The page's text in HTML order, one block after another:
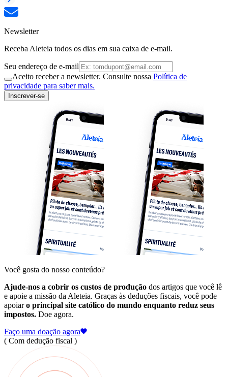
Newsletter
Receba Aleteia todos os dias em sua caixa de e-mail.
Seu endereço de e-mail
Aceito receber a newsletter. Consulte nossa Política de
privacidade para saber mais.
Inscrever-se
Você gosta do nosso conteúdo?
Ajude-nos a cobrir os custos de produção dos artigos que você lê
e apoie a missão da Aleteia. Graças às deduções fiscais, você pode
apoiaro principal site católico do mundo enquanto reduz seus
impostos. Doe agora.
Faço uma doação agora
( Com dedução fiscal )